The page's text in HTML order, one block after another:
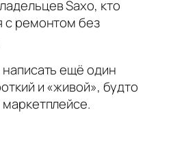
Saxo, кто
с ремонтом без
ещё один
и «живой», будто